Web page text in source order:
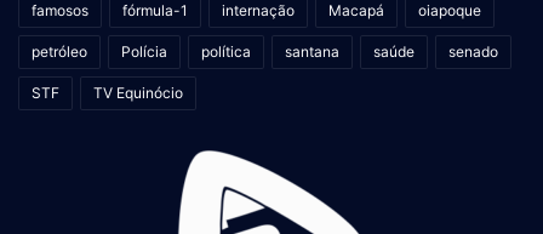
algumas centenas de bilhões de
dólares. A grande pergunta é: o
país não faria muito melhor se
bilhões de dólares em energias
renováveis, como energia solar e
famosos fórmula-1 internação Macapá oiapoque
petróleo Polícia política santana saúde senado
STF TV Equinócio